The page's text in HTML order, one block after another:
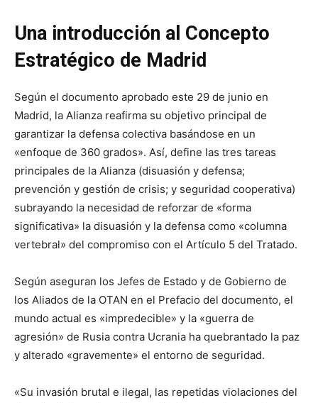
Una introducción al Concepto
Estratégico de Madrid
Según el documento aprobado este 29 de junio en
Madrid, la Alianza reafirma su objetivo principal de
garantizar la defensa colectiva basándose en un
«enfoque de 360 grados». Así, define las tres tareas
principales de la Alianza (disuasión y defensa;
prevención y gestión de crisis; y seguridad cooperativa)
subrayando la necesidad de reforzar de «forma
significativa» la disuasión y la defensa como «columna
vertebral» del compromiso con el Artículo 5 del Tratado.
Según aseguran los Jefes de Estado y de Gobierno de
los Aliados de la OTAN en el Prefacio del documento, el
mundo actual es «impredecible» y la «guerra de
agresión» de Rusia contra Ucrania ha quebrantado la paz
y alterado «gravemente» el entorno de seguridad.
«Su invasión brutal e ilegal, las repetidas violaciones del